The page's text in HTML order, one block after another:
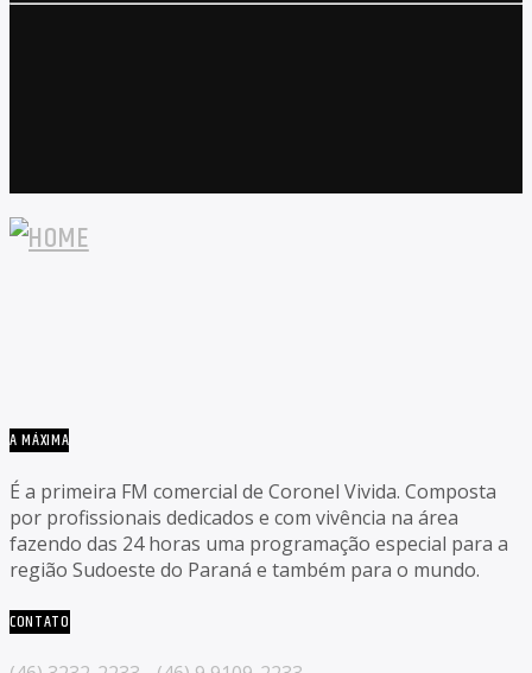
A MÁXIMA
É a primeira FM comercial de Coronel Vivida. Composta
por profissionais dedicados e com vivência na área
fazendo das 24 horas uma programação especial para a
região Sudoeste do Paraná e também para o mundo.
CONTATO